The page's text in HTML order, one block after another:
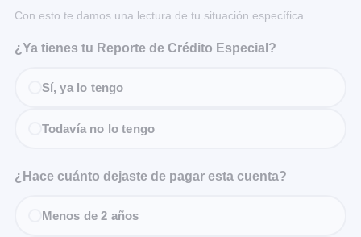
Con esto te damos una lectura de tu situación específica.
¿Ya tienes tu Reporte de Crédito Especial?
Sí, ya lo tengo
Todavía no lo tengo
¿Hace cuánto dejaste de pagar esta cuenta?
Menos de 2 años